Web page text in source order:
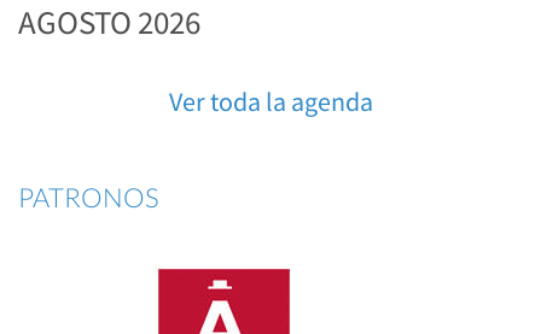
AGOSTO 2026
Ver toda la agenda
PATRONOS